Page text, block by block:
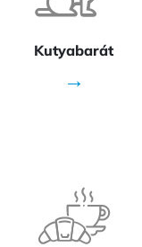
Kutyabarát
→